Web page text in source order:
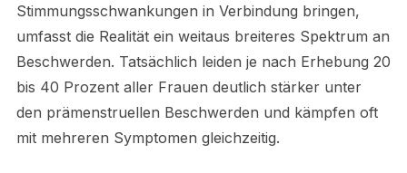
Stimmungsschwankungen in Verbindung bringen,
umfasst die Realität ein weitaus breiteres Spektrum an
Beschwerden. Tatsächlich leiden je nach Erhebung 20
bis 40 Prozent aller Frauen deutlich stärker unter
den prämenstruellen Beschwerden und kämpfen oft
mit mehreren Symptomen gleichzeitig.